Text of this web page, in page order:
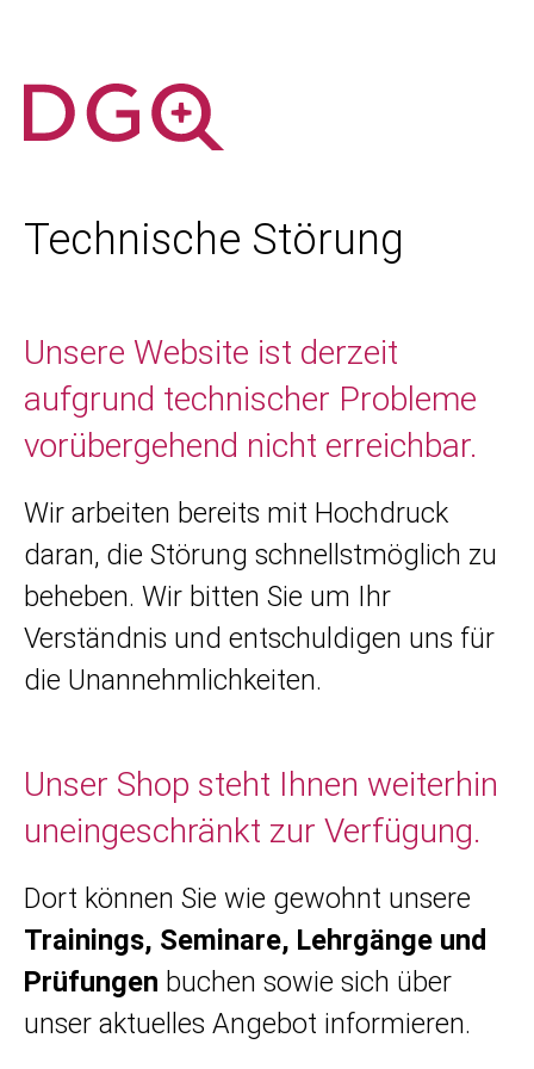
Technische Störung
Unsere Website ist derzeit
aufgrund technischer Probleme
vorübergehend nicht erreichbar.
Wir arbeiten bereits mit Hochdruck
daran, die Störung schnellstmöglich zu
beheben. Wir bitten Sie um Ihr
Verständnis und entschuldigen uns für
die Unannehmlichkeiten.
Unser Shop steht Ihnen weiterhin
uneingeschränkt zur Verfügung.
Dort können Sie wie gewohnt unsere
Trainings, Seminare, Lehrgänge und
Prüfungen buchen sowie sich über
unser aktuelles Angebot informieren.